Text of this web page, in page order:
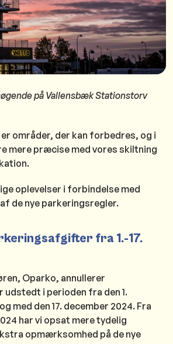
på Vallensbæk Stationstorv
områder, der kan forbedres, og i
mere præcise med vores skiltning
oplevelser i forbindelse med
de nye parkeringsregler.
fra 1.-17.
Oparko, annullerer
i perioden fra den 1.
med den 17. december 2024. Fra
har vi opsat mere tydelig
opmærksomhed på de nye